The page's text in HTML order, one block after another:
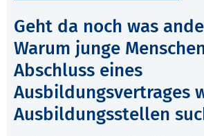
Geht da noch was
Warum junge
Abschluss eines
Ausbildungsvertrages
Ausbildungsstellen